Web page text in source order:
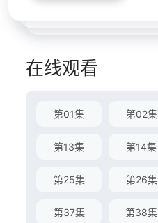
在线观看
第01集 第02集
第13集 第14集
第25集 第26集
第37集 第38集